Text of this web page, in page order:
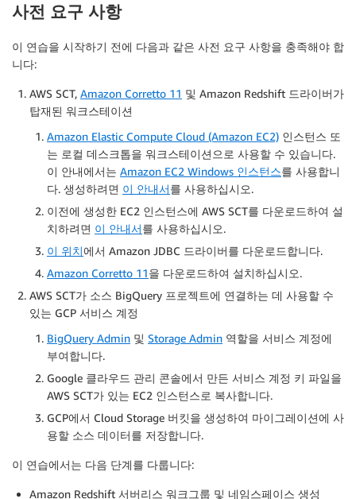
사전 요구 사항
이 연습을 시작하기 전에 다음과 같은 사전 요구 사항을 충족해야 합
니다:
AWS SCT, Amazon Corretto 11 및 Amazon Redshift 드라이버가
탑재된 워크스테이션
Amazon Elastic Compute Cloud (Amazon EC2) 인스턴스 또
는 로컬 데스크톱을 워크스테이션으로 사용할 수 있습니다.
이 안내에서는 Amazon EC2 Windows 인스턴스를 사용합니
다. 생성하려면 이 안내서를 사용하십시오.
이전에 생성한 EC2 인스턴스에 AWS SCT를 다운로드하여 설
치하려면 이 안내서를 사용하십시오.
이 위치에서 Amazon JDBC 드라이버를 다운로드합니다.
Amazon Corretto 11을 다운로드하여 설치하십시오.
AWS SCT가 소스 BigQuery 프로젝트에 연결하는 데 사용할 수
있는 GCP 서비스 계정
BigQuery Admin 및 Storage Admin 역할을 서비스 계정에
부여합니다.
Google 클라우드 관리 콘솔에서 만든 서비스 계정 키 파일을
AWS SCT가 있는 EC2 인스턴스로 복사합니다.
GCP에서 Cloud Storage 버킷을 생성하여 마이그레이션에 사
용할 소스 데이터를 저장합니다.
이 연습에서는 다음 단계를 다룹니다:
Amazon Redshift 서버리스 워크그룹 및 네임스페이스 생성